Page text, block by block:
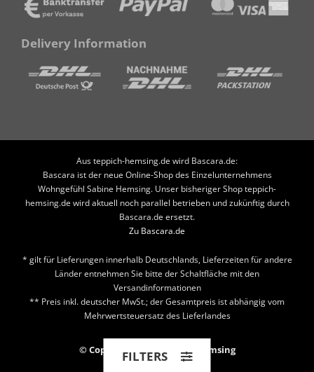
Delivery Information
Aus teppich-hemsing.de wird Bascara.de:
Bascara ist der neue Online-Shop des Einzelunternehmens
Wohngefühl Sabine Hemsing. Unser bisheriger Shop teppich-
hemsing.de wird aktuell noch parallel betrieben und zukünftig durch
Bascara.de ersetzt.
Zu Bascara.de
* gilt für Lieferungen innerhalb Deutschlands, Lieferzeiten für andere
Länder entnehmen Sie bitte der Schaltfläche mit den
Versandinformationen
** Preis inkl. deutscher MwSt.; der Gesamtpreis ist abhängig vom
Mehrwertsteuersatz des Lieferlandes
© Copyright 2026 Teppich Hemsing
FILTERS